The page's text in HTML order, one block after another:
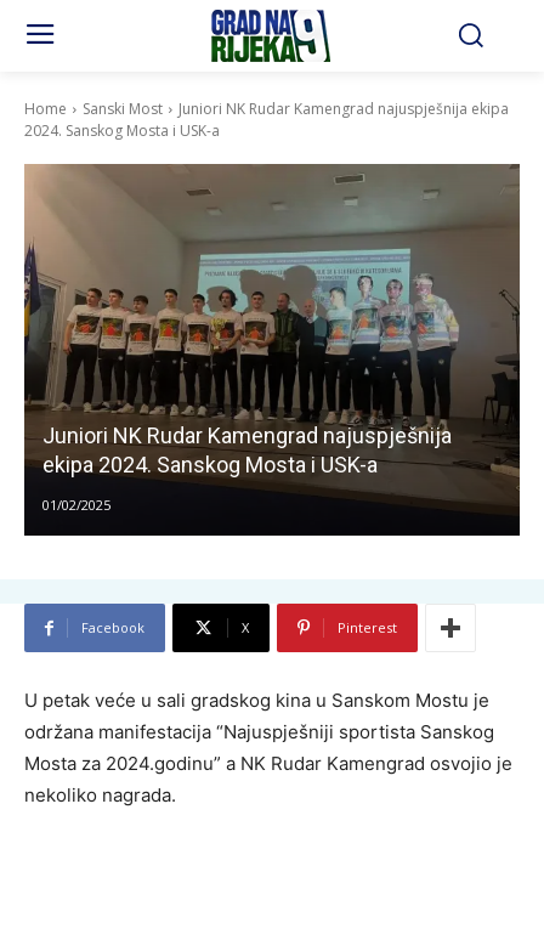
Home Sanski Most
Juniori NK Rudar Kamengrad najuspješnija ekipa
2024. Sanskog Mosta i USK-a
Juniori NK Rudar Kamengrad najuspješnija
ekipa 2024. Sanskog Mosta i USK-a
01/02/2025
Facebook X Pinterest
U petak veće u sali gradskog kina u Sanskom Mostu je
održana manifestacija “Najuspješniji sportista Sanskog
Mosta za 2024.godinu” a NK Rudar Kamengrad osvojio je
nekoliko nagrada.